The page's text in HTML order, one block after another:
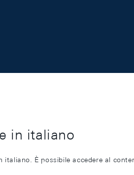
in italiano
È possibile accedere al